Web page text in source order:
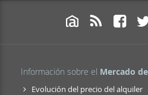
Información sobre el Mercado
Evolución del precio del alquiler